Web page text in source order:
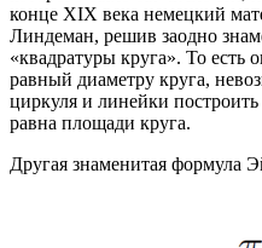
конце XIX века немецкий
Линдеман, решив заодно
«квадратуры круга». То есть
равный диаметру круга,
циркуля и линейки
равна площади круга.
Другая знаменитая формула